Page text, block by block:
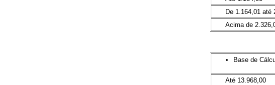
De 1.164,01 até
Acima de
Base de
Até 13.968,00